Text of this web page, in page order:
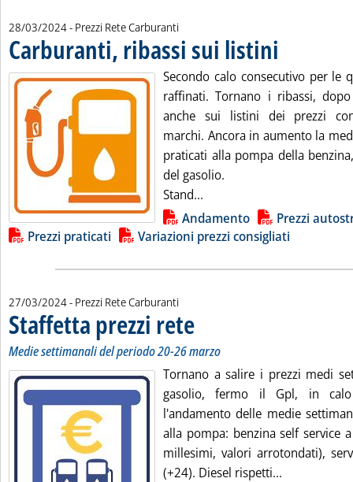
28/03/2024- Prezzi Rete Carburanti
Carburanti, ribassi sui listini
Secondo calo consecutivo per le
raffinati. Tornano i ribassi,
anche sui listini dei prezzi
marchi. Ancora in aumento la
praticati alla pompa della
del gasolio.
Stand...
Lista allegati PDF alla notizia
Andamento
Prezzi
Prezzi praticati
Variazioni prezzi consigliati
27/03/2024- Prezzi Rete Carburanti
Staffetta prezzi rete
Medie settimanali del periodo 20-26 marzo
Tornano a salire i prezzi medi
gasolio, fermo il Gpl, in
l'andamento delle medie
alla pompa: benzina self service
millesimi, valori arrotondati),
(+24). Diesel rispetti...